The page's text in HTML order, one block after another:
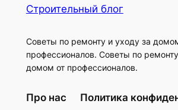
Строительный блог
Советы по ремонту и уходу за
профессионалов. Советы по
домом от профессионалов.
Про нас Политика